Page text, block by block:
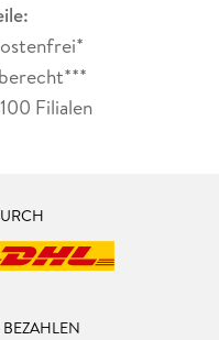
Filialen